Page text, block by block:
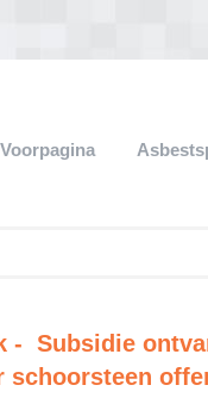
Voorpagina
- Subsidie
schoorsteen